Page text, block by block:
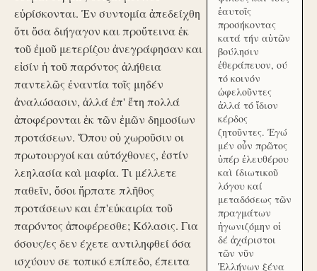
εὑρίσκονται. Ἐν συντομία ἀπεδείχθη
ὅτι ὅσα διήγαγον και προὔτεινα ἐκ
τοῦ ἐμοῦ μετερίζου ἀνεγράφησαν και
εἰσίν ἡ τοῦ παρόντος ἀλήθεια
παντελῶς ἐναντία τοῖς μηδέν
ἀναλώσασιν, ἀλλά ἐπ' ἔτη πολλά
ἀποφέρονται ἐκ τῶν ἐμῶν δημοσίων
προτάσεων. Ὅπου οὐ χωροῦσιν οι
πρωτουργοί και αὐτόχθονες, ἐστίν
λεηλασία καὶ μαφία. Τι μέλλετε
παθεῖν, ὅσοι ἥρπατε πλῆθος
προτάσεων και ἐπ'εὐκαιρία τοῦ
παρόντος ἀποφέρεσθε; Κόλασις. Για
όσους/ες δεν έχετε αντιληφθεί όσα
ισχύουν σε τοπικό επίπεδο, έπειτα
ἑαυτοῖς
προσήκοντας
κατά τήν αὑτῶν
βούλησιν
ἐθεράπευον, ού
τό κοινόν
ὠφελοῦντες
ἀλλά τό ἴδιον
κέρδος
ζητοῦντες. Ἐγώ
μέν οὖν πρῶτος
ὑπέρ ἐλευθέρου
καὶ ίδιωτικοῦ
λόγου καί
μεταδόσεως τῶν
πραγμάτων
ἠγωνιζόμην οἱ
δέ ἀχάριστοι
τῶν νῦν
Ἑλλήνων ξένα